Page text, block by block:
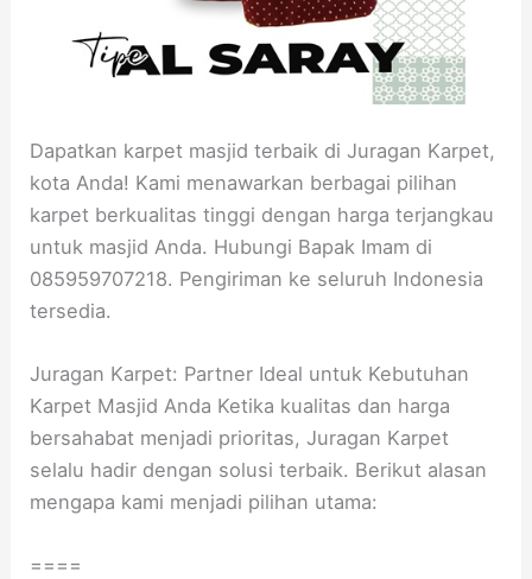
Dapatkan karpet masjid terbaik di Juragan Karpet,
kota Anda! Kami menawarkan berbagai pilihan
karpet berkualitas tinggi dengan harga terjangkau
untuk masjid Anda. Hubungi Bapak Imam di
085959707218. Pengiriman ke seluruh Indonesia
tersedia.
Juragan Karpet: Partner Ideal untuk Kebutuhan
Karpet Masjid Anda Ketika kualitas dan harga
bersahabat menjadi prioritas, Juragan Karpet
selalu hadir dengan solusi terbaik. Berikut alasan
mengapa kami menjadi pilihan utama:
====